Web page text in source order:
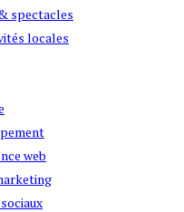
spectacles
locales
web